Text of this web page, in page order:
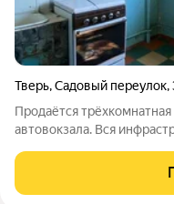
Тверь,Садовый переулок,
Продаётся
автовокзала. Вся